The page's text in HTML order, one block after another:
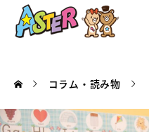
トップページ
コラム・読み物